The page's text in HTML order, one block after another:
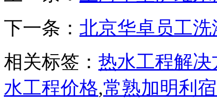
下一条： 北京华卓员工
相关标签： 热水工程解决
水工程价格,常熟加明利